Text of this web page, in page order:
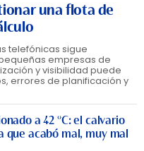
una flota de
telefónicas sigue
empresas de
y visibilidad puede
errores de planificación y
a 42 °C: el calvario
que acabó mal, muy mal